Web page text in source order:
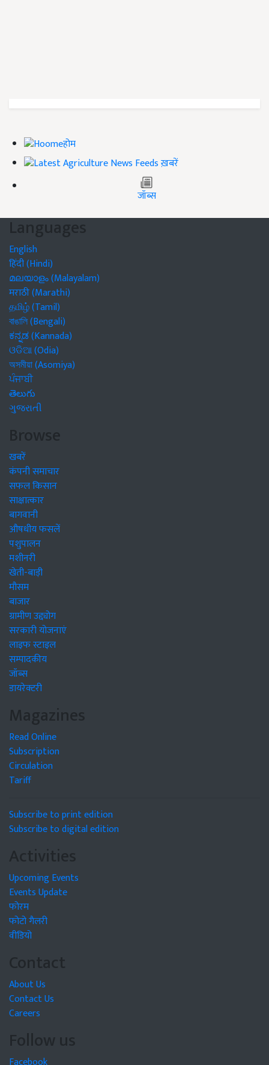
होम
ख़बरें
जॉब्स
Languages
English
हिंदी (Hindi)
മലയാളം (Malayalam)
मराठी (Marathi)
தமிழ் (Tamil)
বাঙালি (Bengali)
ಕನ್ನಡ (Kannada)
ଓଡିଆ (Odia)
অসমীয়া (Asomiya)
ਪੰਜਾਬੀ
తెలుగు
ગુજરાતી
Browse
खबरें
कंपनी समाचार
सफल किसान
साक्षात्कार
बागवानी
औषधीय फसलें
पशुपालन
मशीनरी
खेती-बाड़ी
मौसम
बाजार
ग्रामीण उद्द्योग
सरकारी योजनाएं
लाइफ स्टाइल
सम्पादकीय
जॉब्स
डायरेक्टरी
Magazines
Read Online
Subscription
Circulation
Tariff
Subscribe to print edition
Subscribe to digital edition
Activities
Upcoming Events
Events Update
फोरम
फोटो गैलरी
वीडियो
Contact
About Us
Contact Us
Careers
Follow us